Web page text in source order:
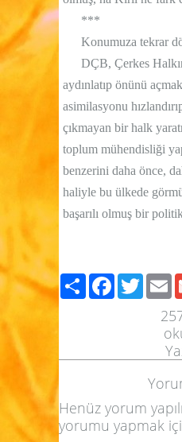
***
Konumuza tekrar
DÇB, Çerkes
aydınlatıp önünü
asimilasyonu
çıkmayan bir halk
toplum mühendisliği
benzerini daha önce,
haliyle bu ülkede
başarılı olmuş bir
PaylaşFacebook
Henüz yorum
yorumu yapmak